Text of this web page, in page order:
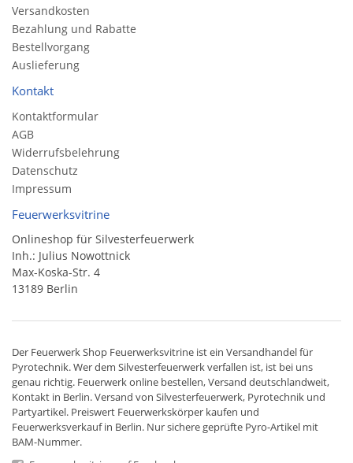
Versandkosten
Bezahlung und Rabatte
Bestellvorgang
Auslieferung
Kontakt
Kontaktformular
AGB
Widerrufsbelehrung
Datenschutz
Impressum
Feuerwerksvitrine
Onlineshop für Silvesterfeuerwerk
Inh.: Julius Nowottnick
Max-Koska-Str. 4
13189 Berlin
Der Feuerwerk Shop Feuerwerksvitrine ist ein Versandhandelfür
Pyrotechnik. Wer dem Silvesterfeuerwerk verfallen ist, ist bei uns
genau richtig. Feuerwerk online bestellen,Versand deutschlandweit,
Kontakt in Berlin. Versand von Silvesterfeuerwerk, Pyrotechnik und
Partyartikel. Preiswert Feuerwerkskörper kaufen und
Feuerwerksverkauf in Berlin. Nur sichere geprüfte Pyro-Artikel mit
BAM-Nummer.